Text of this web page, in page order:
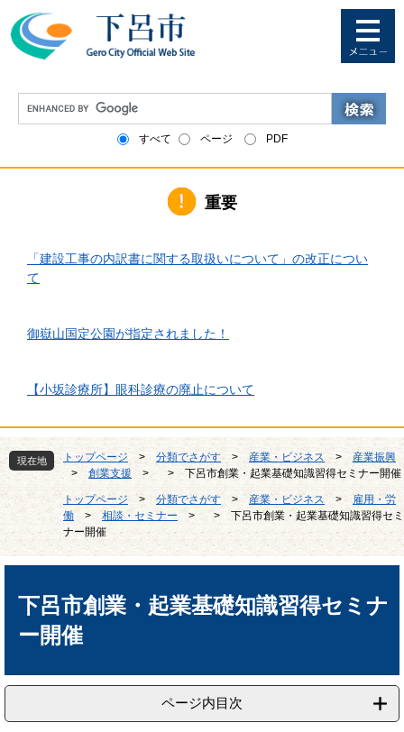
ー
ニ
l
検
すべて ページ PDF
重要
「建設工事の内訳書に関する取扱いについて」の改正につい
て
御嶽山国定公園が指定されました！
【小坂診療所】眼科診療の廃止について
現在地 トップページ > 分類でさがす > 産業・ビジネス >
産業振興
>
創業支援 > > 下呂市創業・起業基礎知識習得セミナー開催
トップページ > 分類でさがす > 産業・ビジネス >
雇用・労
働
> 相談・セミナー > >
下呂市創業・起業基礎知識習得セミ
ナー開催
本
下呂市創業・起業基礎知識習得セミナ
ー開催
ページ内目次